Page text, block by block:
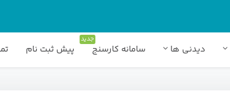
دیدنی ها سامانه کارسنج
جدید
پیش ثبت نام